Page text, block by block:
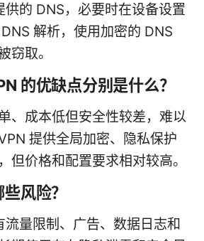
供的 DNS，必要时在设备设置
解析，使用加密的 DNS
窃取。
的优缺点分别是什么？
、成本低但安全性较差，难以
提供全局加密、隐私保护
但价格和配置要求相对较高。
风险？
流量限制、广告、数据日志和